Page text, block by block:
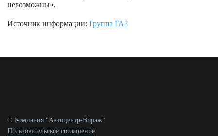
невозможны».
Источник информации: Группа ГАЗ
© Компания "Автоцентр-Вираж"
Пользовательское соглашение